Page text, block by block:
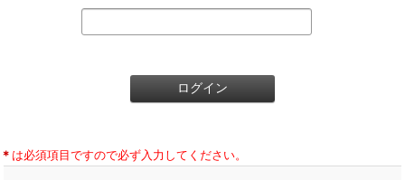
＊ は必須項目ですので必ず入力してください。